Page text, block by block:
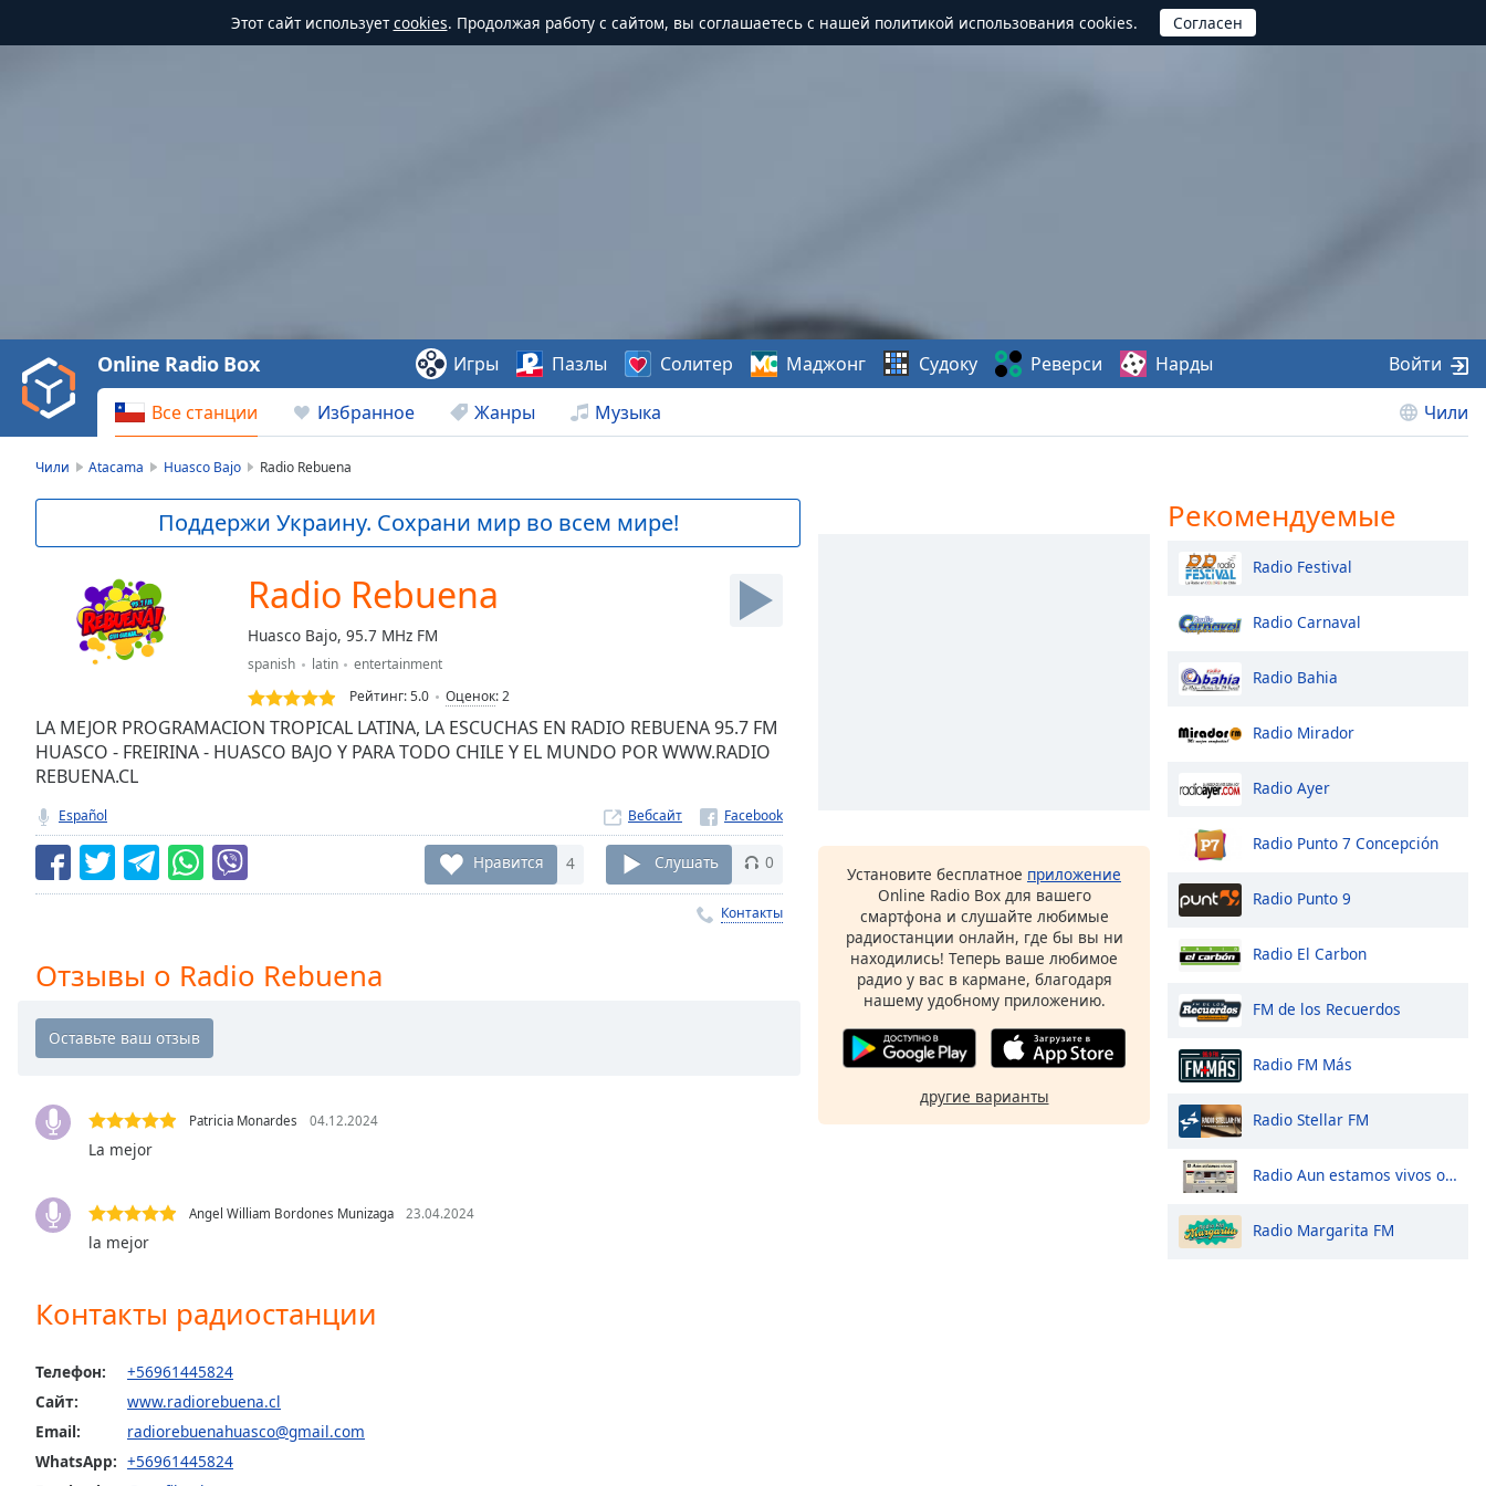
Этот сайт используетcookies. Продолжая работу с сайтом, вы соглашаетесь с нашей политикой использования cookies.
Video
Play
Backward
Skip
Current
Seek to
currently
behind
Remaining
Time-
Chapters
descriptions
off
Subtitles
opens
subtitles
dialog
subtitles
off,
selected
Все станции Избранное Жанры Музыка Чили
Online Radio Box Игры Пазлы Солитер Маджонг Судоку Реверси Нарды Войти
Чили Atacama Huasco Bajo Radio Rebuena
Поддержи Украину. Сохрани мир во всем мире!
Radio Rebuena
Huasco Bajo, 95.7 MHz FM
spanish latin
entertainment
Рейтинг:5.0 Оценок:2
LA MEJOR PROGRAMACION TROPICAL LATINA, LA ESCUCHAS EN RADIO REBUENA 95.7 FM
HUASCO - FREIRINA - HUASCO BAJO Y PARA TODO CHILE Y EL MUNDO POR WWW.RADIO
REBUENA.CL
Español Вебсайт
Нравится 4 Слушать 0
Контакты
Отзывы о Radio Rebuena
Patricia Monardes 04.12.2024
La mejor
Angel William Bordones Munizaga 23.04.2024
la mejor
Контакты радиостанции
Телефон:
+56961445824
Сайт:
www.radiorebuena.cl
Email:
radiorebuenahuasco@gmail.com
WhatsApp: +56961445824
Установите бесплатное приложение
Online Radio Box для вашего
смартфона и слушайте любимые
радиостанции онлайн, где бы вы ни
находились! Теперь ваше любимое
радио у вас в кармане, благодаря
нашему удобному приложению.
другие варианты
Рекомендуемые
Radio Festival
Radio Carnaval
Radio Bahia
Radio Mirador
Radio Ayer
Radio Punto 7 Concepción
Radio Punto 9
Radio El Carbon
FM de los Recuerdos
Radio FM Más
Radio Stellar FM
Radio Aun estamos vivos online
Radio Margarita FM